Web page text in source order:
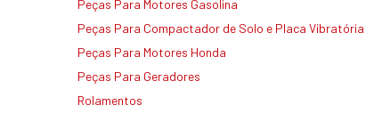
Peças Para Motores Gasolina
Peças Para Compactador de Solo e Placa Vibratória
Peças Para Motores Honda
Peças Para Geradores
Rolamentos